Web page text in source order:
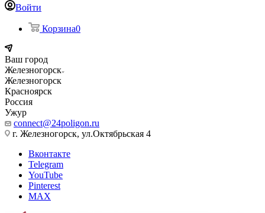
Войти
Корзина0
Ваш город
Железногорск
Железногорск
Красноярск
Россия
Ужур
connect@24poligon.ru
г. Железногорск, ул.Октябрьская 4
Вконтакте
Telegram
YouTube
Pinterest
MAX